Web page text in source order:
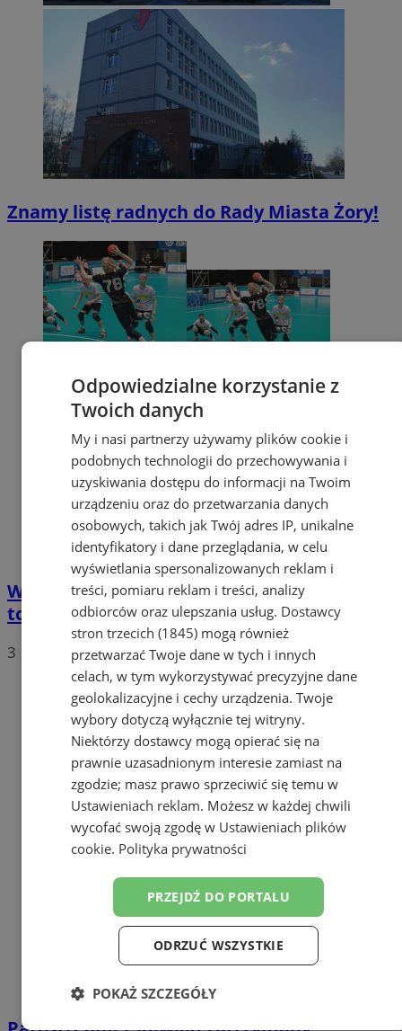
Znamy listę radnych do Rady Miasta Żory!
W Żorach odbędą się europejskie zawody w
tchoukballu!
3
Odpowiedzialne korzystanie z
Twoich danych
My i nasi partnerzy używamy plików cookie i
podobnych technologii do przechowywania i
uzyskiwania dostępu do informacji na Twoim
urządzeniu oraz do przetwarzania danych
osobowych, takich jak Twój adres IP, unikalne
identyfikatory i dane przeglądania, w celu
wyświetlania spersonalizowanych reklam i
treści, pomiaru reklam i treści, analizy
odbiorców oraz ulepszania usług. Dostawcy
stron trzecich (1845) mogą również
przetwarzać Twoje dane w tych i innych
celach, w tym wykorzystywać precyzyjne dane
geolokalizacyjne i cechy urządzenia. Twoje
wybory dotyczą wyłącznie tej witryny.
Niektórzy dostawcy mogą opierać się na
prawnie uzasadnionym interesie zamiast na
zgodzie; masz prawo sprzeciwić się temu w
Ustawieniach reklam. Możesz w każdej chwili
wycofać swoją zgodę w Ustawieniach plików
cookie. Polityka prywatności
PRZEJDŹ DO PORTALU
ODRZUĆ WSZYSTKIE
POKAŻ SZCZEGÓŁY